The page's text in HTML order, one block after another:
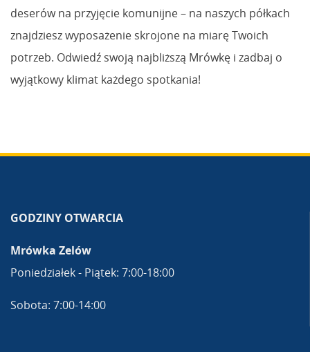
deserów na przyjęcie komunijne – na naszych półkach
znajdziesz wyposażenie skrojone na miarę Twoich
potrzeb. Odwiedź swoją najbliższą Mrówkę i zadbaj o
wyjątkowy klimat każdego spotkania!
GODZINY OTWARCIA
Mrówka Zelów
Poniedziałek - Piątek: 7:00-18:00
Sobota: 7:00-14:00